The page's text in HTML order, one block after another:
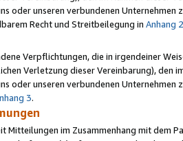
oder unseren verbundenen
Recht und Streitbeilegung in Anhang 2
Verpflichtungen, die in irgendeiner
Verletzung dieser Vereinbarung), den
oder unseren verbundenen
3.
Mitteilungen im Zusammenhang mit dem